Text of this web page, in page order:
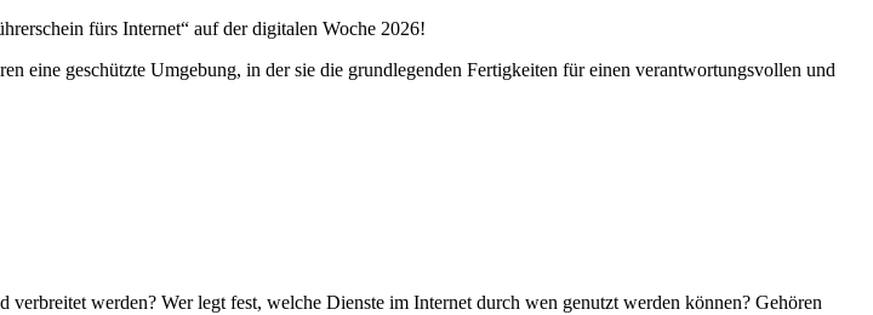
fürs Internet“ auf der digitalen Woche 2026!
eine geschützte Umgebung, in der sie die grundlegenden Fertigkeiten für einen verantwortungsvollen und
werden? Wer legt fest, welche Dienste im Internet durch wen genutzt werden können? Gehören